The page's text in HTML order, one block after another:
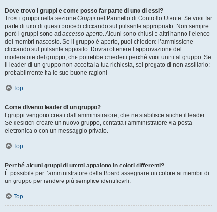
Dove trovo i gruppi e come posso far parte di uno di essi?
Trovi i gruppi nella sezione Gruppi nel Pannello di Controllo Utente. Se vuoi far
parte di uno di questi procedi cliccando sul pulsante appropriato. Non sempre
però i gruppi sono ad accesso aperto. Alcuni sono chiusi e altri hanno l’elenco
dei membri nascosto. Se il gruppo è aperto, puoi chiedere l’ammissione
cliccando sul pulsante apposito. Dovrai ottenere l’approvazione del
moderatore del gruppo, che potrebbe chiederti perché vuoi unirti al gruppo. Se
il leader di un gruppo non accetta la tua richiesta, sei pregato di non assillarlo:
probabilmente ha le sue buone ragioni.
Top
Come divento leader di un gruppo?
I gruppi vengono creati dall’amministratore, che ne stabilisce anche il leader.
Se desideri creare un nuovo gruppo, contatta l’amministratore via posta
elettronica o con un messaggio privato.
Top
Perché alcuni gruppi di utenti appaiono in colori differenti?
È possibile per l’amministratore della Board assegnare un colore ai membri di
un gruppo per rendere più semplice identificarli.
Top